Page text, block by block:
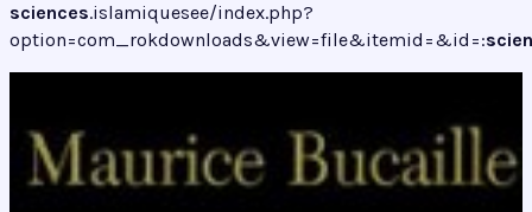
sciences.islamiquesee/index.php?
option=com_rokdownloads&view=file&itemid=&id=: